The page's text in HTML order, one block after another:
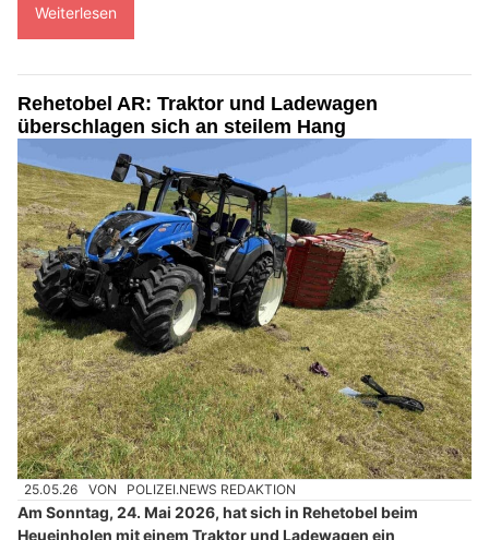
Weiterlesen
Rehetobel AR: Traktor und Ladewagen
überschlagen sich an steilem Hang
25.05.26 VON POLIZEI.NEWS REDAKTION
Am Sonntag, 24. Mai 2026, hat sich in Rehetobel beim
Heueinholen mit einem Traktor und Ladewagen ein